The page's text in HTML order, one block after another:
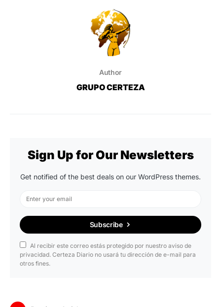
Author
GRUPO CERTEZA
Sign Up for Our Newsletters
Get notified of the best deals on our WordPress themes.
Subscribe
Al recibir este correo estás protegido por nuestro aviso de
privacidad. Certeza Diario no usará tu dirección de e-mail para
otros fines.